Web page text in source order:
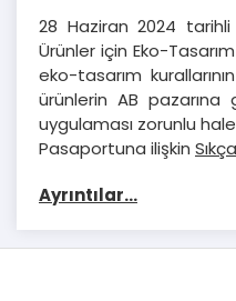
28 Haziran 2024
Ürünler için Eko-
eko-tasarım
ürünlerin AB
uygulaması zorunlu
Pasaportuna ilişkin
Ayrıntılar...